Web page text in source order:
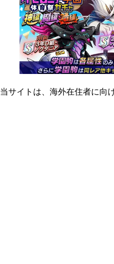
当サイトは、海外在住者に向